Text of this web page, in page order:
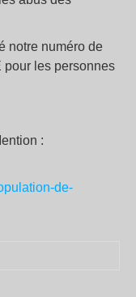
notre numéro de
pour les personnes
:
de-